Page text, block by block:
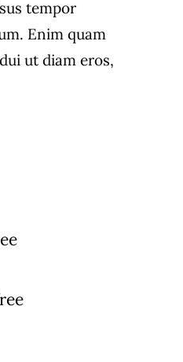
tempor
Enim quam
ut diam eros,